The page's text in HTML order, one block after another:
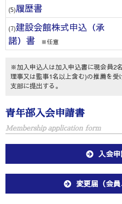
(5)履歴書
(7)建設会館株式申込（承
諾）書 ※任意
※加入申込人は加入申込書に現会員2
理事又は監事1名以上含む)の推薦を
支部に提出する。
青年部入会申請書
Membership application form
入会
変更届（会員